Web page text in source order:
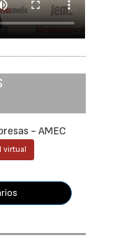
- AMEC
virtual